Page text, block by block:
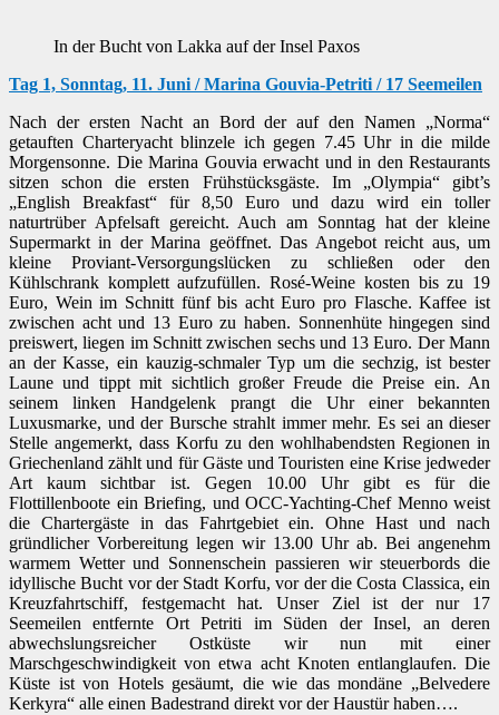
In der Bucht von Lakka auf der Insel Paxos
Tag 1, Sonntag, 11. Juni / Marina Gouvia-Petriti / 17 Seemeilen
Nach der ersten Nacht an Bord der auf den Namen „Norma“
getauften Charteryacht blinzele ich gegen 7.45 Uhr in die milde
Morgensonne. Die Marina Gouvia erwacht und in den Restaurants
sitzen schon die ersten Frühstücksgäste. Im „Olympia“ gibt’s
„English Breakfast“ für 8,50 Euro und dazu wird ein toller
naturtrüber Apfelsaft gereicht. Auch am Sonntag hat der kleine
Supermarkt in der Marina geöffnet. Das Angebot reicht aus, um
kleine Proviant-Versorgungslücken zu schließen oder den
Kühlschrank komplett aufzufüllen. Rosé-Weine kosten bis zu 19
Euro, Wein im Schnitt fünf bis acht Euro pro Flasche. Kaffee ist
zwischen acht und 13 Euro zu haben. Sonnenhüte hingegen sind
preiswert, liegen im Schnitt zwischen sechs und 13 Euro. Der Mann
an der Kasse, ein kauzig-schmaler Typ um die sechzig, ist bester
Laune und tippt mit sichtlich großer Freude die Preise ein. An
seinem linken Handgelenk prangt die Uhr einer bekannten
Luxusmarke, und der Bursche strahlt immer mehr. Es sei an dieser
Stelle angemerkt, dass Korfu zu den wohlhabendsten Regionen in
Griechenland zählt und für Gäste und Touristen eine Krise jedweder
Art kaum sichtbar ist. Gegen 10.00 Uhr gibt es für die
Flottillenboote ein Briefing, und OCC-Yachting-Chef Menno weist
die Chartergäste in das Fahrtgebiet ein. Ohne Hast und nach
gründlicher Vorbereitung legen wir 13.00 Uhr ab. Bei angenehm
warmem Wetter und Sonnenschein passieren wir steuerbords die
idyllische Bucht vor der Stadt Korfu, vor der die Costa Classica, ein
Kreuzfahrtschiff, festgemacht hat. Unser Ziel ist der nur 17
Seemeilen entfernte Ort Petriti im Süden der Insel, an deren
abwechslungsreicher Ostküste wir nun mit einer
Marschgeschwindigkeit von etwa acht Knoten entlanglaufen. Die
Küste ist von Hotels gesäumt, die wie das mondäne „Belvedere
Kerkyra“ alle einen Badestrand direkt vor der Haustür haben….